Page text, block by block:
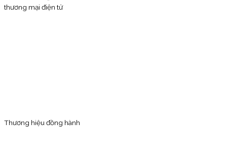
thương mại điện tử
Thương hiệu đồng hành